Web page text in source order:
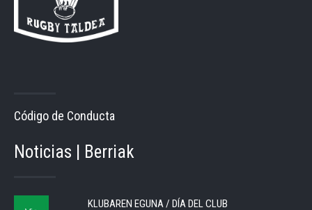
Código de Conducta
Noticias | Berriak
KLUBAREN EGUNA / DÍA DEL CLUB